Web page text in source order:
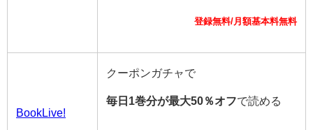
登録無料/月額基本料無料
BookLive!
クーポンガチャで
毎日1巻分が最大50％オフで読める